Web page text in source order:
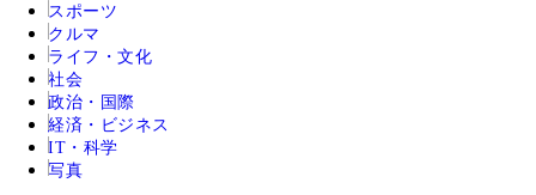
スポーツ
クルマ
ライフ・文化
社会
政治・国際
経済・ビジネス
IT・科学
写真